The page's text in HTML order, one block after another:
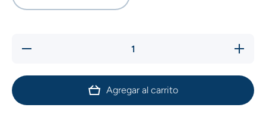
Reducir
Aumentar
cantidad
Comida
para
Perros
Agregar al carrito